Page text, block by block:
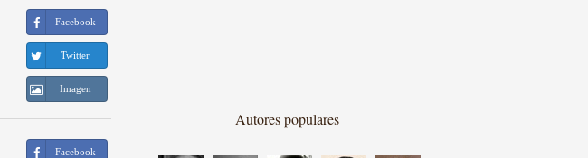
Facebook
Twitter
Imagen
Facebook
Autores populares